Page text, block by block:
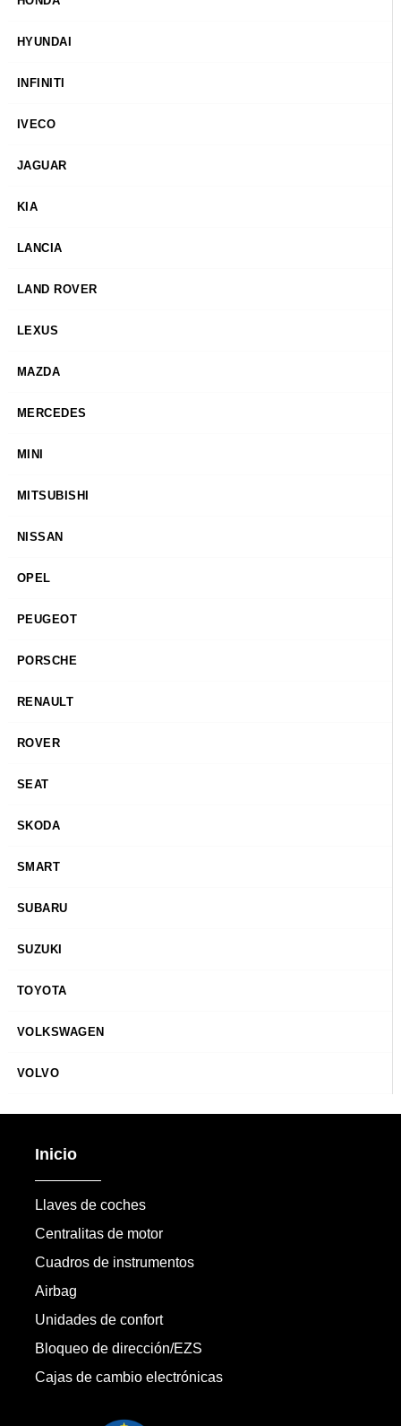
HYUNDAI
INFINITI
IVECO
JAGUAR
KIA
LANCIA
LAND ROVER
LEXUS
MAZDA
MERCEDES
MINI
MITSUBISHI
NISSAN
OPEL
PEUGEOT
PORSCHE
RENAULT
ROVER
SEAT
SKODA
SMART
SUBARU
SUZUKI
TOYOTA
VOLKSWAGEN
VOLVO
Inicio
Llaves de coches
Centralitas de motor
Cuadros de instrumentos
Airbag
Unidades de confort
Bloqueo de dirección/EZS
Cajas de cambio electrónicas